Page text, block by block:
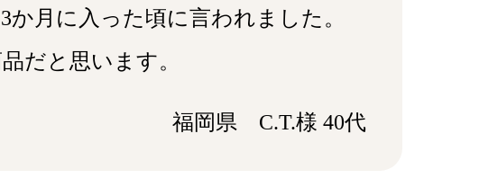
⽉に⼊った頃に⾔われました。
だと思います。
福岡県 C.T.様 40代